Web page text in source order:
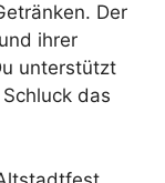
Der
ihrer
unterstützt
das